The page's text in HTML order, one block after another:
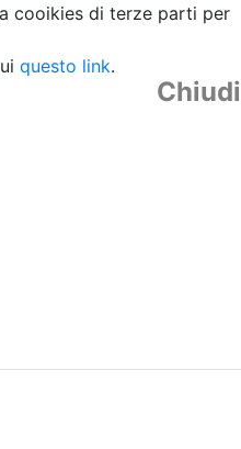
cooikies di terze parti per
questo link.
Chiudi